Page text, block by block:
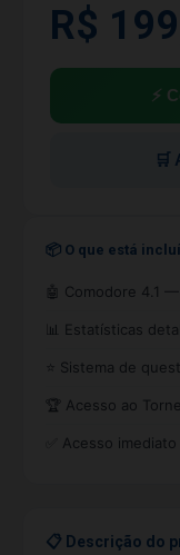
R$
⚡
🛒
📦 O que está
🤖 Comodore 4.1
📊 Estatísticas
⭐ Sistema de
🏆 Acesso ao
✅ Acesso
📋 Descrição do